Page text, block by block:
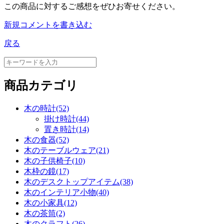
この商品に対するご感想をぜひお寄せください。
新規コメントを書き込む
戻る
商品カテゴリ
木の時計(52)
掛け時計(44)
置き時計(14)
木の食器(52)
木のテーブルウェア(21)
木の子供椅子(10)
木枠の鏡(17)
木のデスクトップアイテム(38)
木のインテリア小物(40)
木の小家具(12)
木の茶筒(2)